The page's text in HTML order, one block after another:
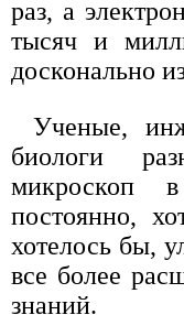
раз, а
тысяч и
досконально
Ученые,
биологи
микроскоп
постоянно,
хотелось бы,
все более
знаний.